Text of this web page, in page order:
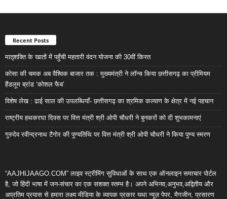
Recent Posts
मातृशक्ति के खातों में पहुँची महतारी वंदन योजना की 30वीं किस्त
कोसा की चमक अब वैश्विक बाजार तक : मुख्यमंत्री ने लॉन्च किया छत्तीसगढ़ का प्रीमियम
हैंडलूम ब्रांड ‘कोशल फैब’
विशेष लेख : ढाई साल की उपलब्धियाँ- छत्तीसगढ़ का श्रमिक कल्याण के क्षेत्र में नई पहचान
राष्ट्रीय हथकरघा दिवस पर वित्त मंत्री श्री ओपी चौधरी ने बुनकरों को दी शुभकामनाएं
गुरुदेव रवीन्द्रनाथ टैगोर की पुण्यतिथि पर वित्त मंत्री श्री ओपी चौधरी ने किया पुण्य स्मरण
“AAJHIJAAGO.COM” लाइव स्ट्रीमिंग सुविधाओं के साथ एक ऑनलाइन समाचार पोर्टल
है, जो हिंदी भाषा में जन-संचार का एक सशक्त स्तम्भ है। अपने अभिनव,अनुभव,अद्वितीय और
अप्रतिम प्रयास से हमारा लक्ष्य मीडिया के व्यापक प्रकार यथा न्यूज़ पेपर, मैगजीन, प्रसारण